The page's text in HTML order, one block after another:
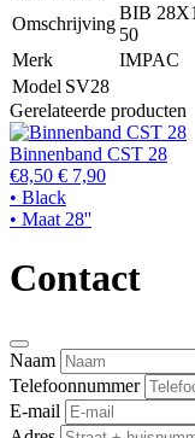
Omschrijving
BIB
50
Merk
IMPAC
Model SV28
Gerelateerde producten
Binnenband CST 28
€8,50 € 7,90
• Black
• Maat 28''
Contact
Naam
Telefoonnummer
E-mail